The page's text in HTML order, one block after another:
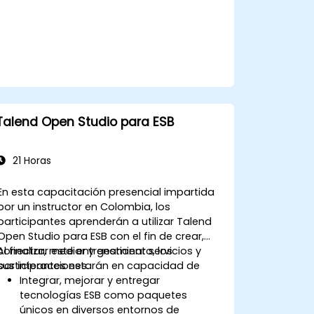
Open Studio para ESB
21 Horas
esta capacitación presencial impartida
un instructor en Colombia, los
aprenderán a utilizar Talend
Studio para ESB con el fin de crear,
mediar y gestionar servicios y
interacciones.
finalizar este entrenamiento, los
estarán en capacidad de
Integrar, mejorar y entregar
tecnologías ESB como paquetes
únicos en diversos entornos de